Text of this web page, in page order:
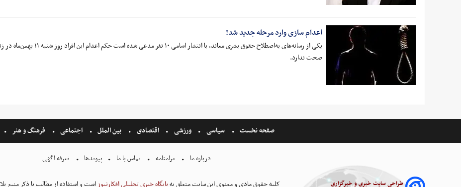
اعدام سازی وارد مرحله جدید شد!
صحت ندارد.
صفحه نخست سیاسی ورزشی اقتصادی بین الملل اجتماعی فرهنگ و هنر
درباره ما مرامنامه تماس با ما پیوندها تعرفه اگهی
طراحی سایت خبری و خبرگزاری کلیه حقوق مادی و معنوی این سایت متعلق بهپایگاه خبری تحلیلی افکارنیوز است و استفاده از مطالب با ذکر منبع